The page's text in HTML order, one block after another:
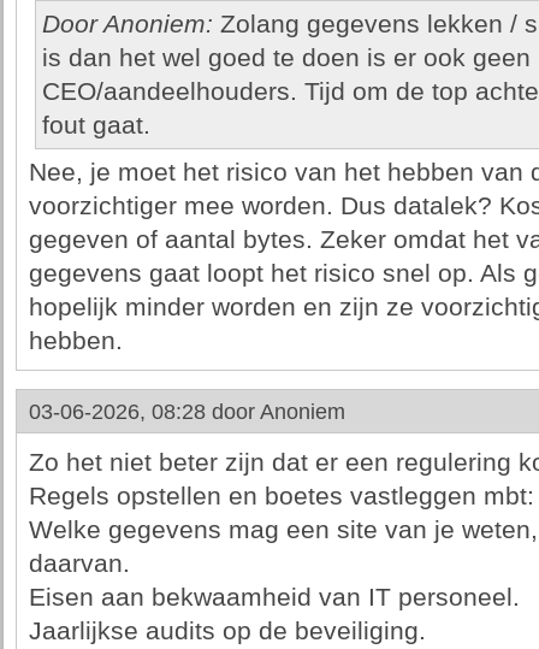
Door Anoniem: Zolang gegevens lekken /
is dan het wel goed te doen is er ook
CEO/aandeelhouders. Tijd om de top
fout gaat.
Nee, je moet het risico van het hebben van
voorzichtiger mee worden. Dus datalek?
gegeven of aantal bytes. Zeker omdat het
gegevens gaat loopt het risico snel op. Als
hopelijk minder worden en zijn ze
hebben.
03-06-2026, 08:28 door Anoniem
Zo het niet beter zijn dat er een regulering
Regels opstellen en boetes vastleggen mbt:
Welke gegevens mag een site van je
daarvan.
Eisen aan bekwaamheid van IT personeel.
Jaarlijkse audits op de beveiliging.